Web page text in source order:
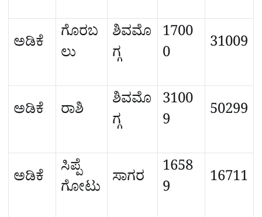
ಅಡಿಕೆ
ಗೊರಬ
ಲು
ಶಿವಮೊ
ಗ್ಗ
1700
0
31009
ಅಡಿಕೆ ರಾಶಿ
ಶಿವಮೊ
ಗ್ಗ
3100
9
50299
ಅಡಿಕೆ
ಸಿಪ್ಪೆ
ಗೋಟು ಸಾಗರ
1658
9
16711